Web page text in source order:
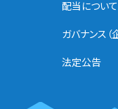
配当について
ガバナンス（
法定公告